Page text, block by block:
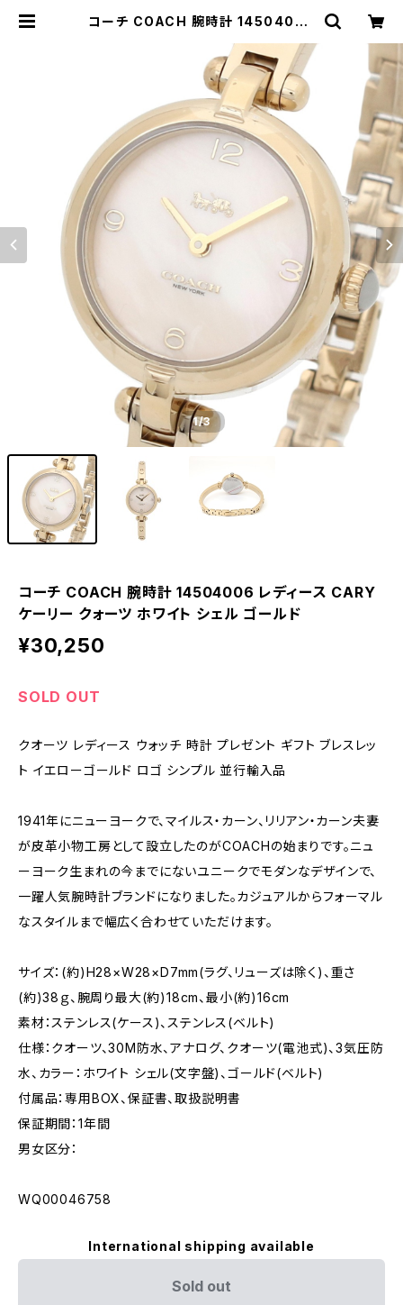
コーチ COACH 腕時計 14504006
ホワイト シェル ゴールド | empire
watch
1/3
コーチ COACH 腕時計 14504006 レディース CARY
ケーリー クォーツ ホワイト シェル ゴールド
¥30,250
SOLD OUT
クオーツ レディース ウォッチ 時計 プレゼント ギフト ブレスレッ
ト イエローゴールド ロゴ シンプル 並行輸入品
1941年にニューヨークで、マイルス・カーン、リリアン・カーン夫妻
が皮革小物工房として設立したのがCOACHの始まりです。ニュ
ーヨーク生まれの今までにないユニークでモダンなデザインで、
一躍人気腕時計ブランドになりました。カジュアルからフォーマル
なスタイルまで幅広く合わせていただけます。
サイズ：(約)H28×W28×D7mm(ラグ、リューズは除く)、重さ
(約)38ｇ、腕周り最大(約)18cm、最小(約)16cm
素材：ステンレス(ケース)、ステンレス(ベルト)
仕様：クオーツ、30M防水、アナログ、クオーツ(電池式)、3気圧防
水、カラー：ホワイト シェル(文字盤)、ゴールド(ベルト)
付属品：専用BOX、保証書、取扱説明書
保証期間：1年間
男女区分：
WQ00046758
International shipping available
Sold out